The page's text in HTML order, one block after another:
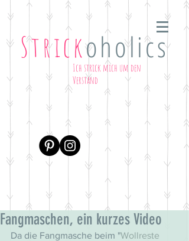
Strickoholics
Ich strick mich um den
Verstand
Fangmaschen, ein kurzes Video
Da die Fangmasche beim "Wollreste